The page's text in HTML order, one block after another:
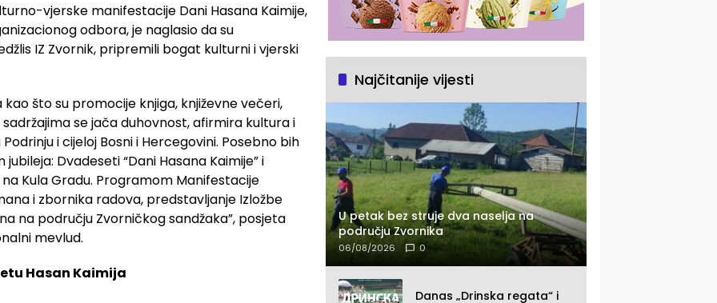
vjerske manifestacije Dani Hasana Kaimije,
odbora, je naglasio da su
IZ Zvornik, pripremili bogat kulturni i vjerski
što su promocije knjiga, književne večeri,
se jača duhovnost, afirmira kultura i
i cijeloj Bosni i Hercegovini. Posebno bih
Dvadeseti “Dani Hasana Kaimije” i
Kula Gradu. Programom Manifestacije
i zbornika radova, predstavljanje Izložbe
na području Zvorničkog sandžaka”, posjeta
mevlud.
Hasan Kaimija
Najčitanije vijesti
U petak bez struje dva naselja na
području Zvornika
06/08/2026 0
Danas „Drinska regata“ i